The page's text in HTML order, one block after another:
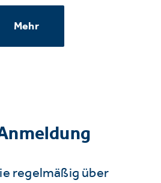
Mehr
regelmäßig über